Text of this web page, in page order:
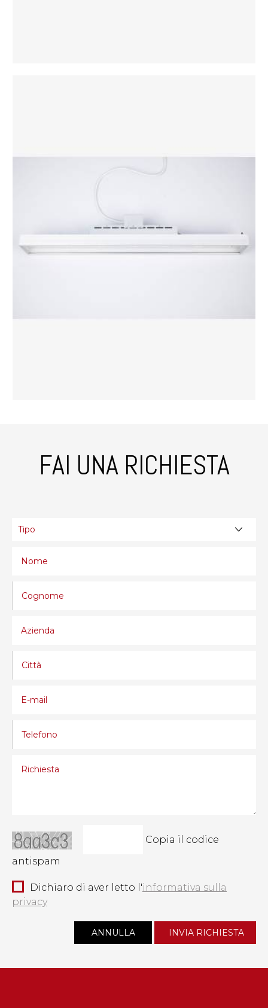
FAI UNA RICHIESTA
Copia il codice
antispam
Dichiaro di aver letto l'informativa sulla
privacy